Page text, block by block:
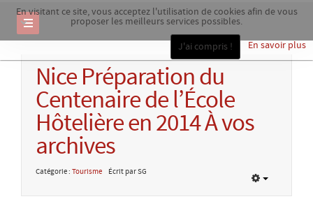
En visitant ce site, vous acceptez l'utilisation de cookies afin de vous
proposer les meilleurs services possibles.
En savoir plus
J'ai compris !
Nice Préparation du
Centenaire de l’École
Hôtelière en 2014 À vos
archives
Catégorie : Tourisme Écrit par SG